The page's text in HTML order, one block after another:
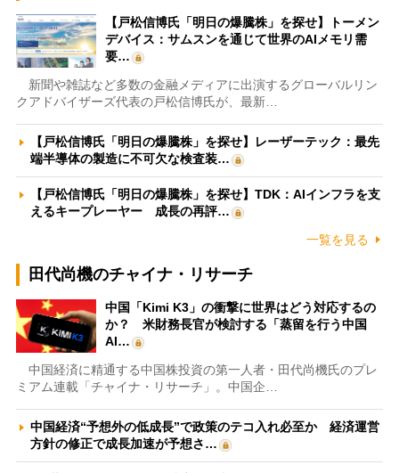
【戸松信博氏「明日の爆騰株」を探せ】トーメン
デバイス：サムスンを通じて世界のAIメモリ需
要…
新聞や雑誌など多数の金融メディアに出演するグローバルリン
クアドバイザーズ代表の戸松信博氏が、最新…
【戸松信博氏「明日の爆騰株」を探せ】レーザーテック：最先
端半導体の製造に不可欠な検査装…
【戸松信博氏「明日の爆騰株」を探せ】TDK：AIインフラを支
えるキープレーヤー 成長の再評…
一覧を見る
田代尚機のチャイナ・リサーチ
中国「Kimi K3」の衝撃に世界はどう対応するの
か？ 米財務長官が検討する「蒸留を行う中国
AI…
中国経済に精通する中国株投資の第一人者・田代尚機氏のプレ
ミアム連載「チャイナ・リサーチ」。中国企…
中国経済“予想外の低成長”で政策のテコ入れ必至か 経済運営
方針の修正で成長加速が予想さ…